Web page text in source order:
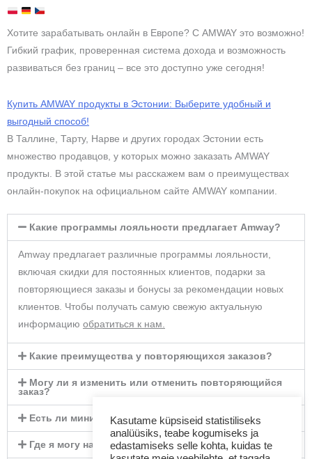
Хотите зарабатывать онлайн в Европе? С AMWAY это возможно!
Гибкий график, проверенная система дохода и возможность
развиваться без границ – все это доступно уже сегодня!
Купить AMWAY продукты в Эстонии: Выберите удобный и
выгодный способ!
В Таллине, Тарту, Нарве и других городах Эстонии есть
множество продавцов, у которых можно заказать AMWAY
продукты. В этой статье мы расскажем вам о преимуществах
онлайн-покупок на официальном сайте AMWAY компании.
Какие программы лояльности предлагает Amway?
Amway предлагает различные программы лояльности,
включая скидки для постоянных клиентов, подарки за
повторяющиеся заказы и бонусы за рекомендации новых
клиентов. Чтобы получать самую свежую актуальную
информацию обратиться к нам
Какие преимущества у повторяющихся заказов?
Могу ли я изменить или отменить повторяющийся
заказ?
Есть ли минимальная сумма заказа?
Где я могу найти каталог продукции Amway?
Kasutame küpsiseid statistiliseks
analüüsiks, teabe kogumiseks ja
edastamiseks selle kohta, kuidas te